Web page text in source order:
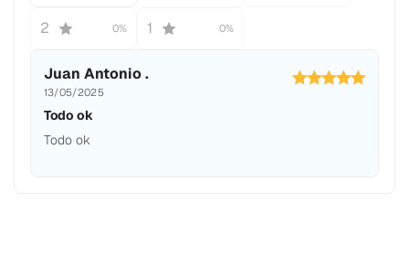
2 0% 1 0%
Juan Antonio .
13/05/2025
Todo ok
Todo ok